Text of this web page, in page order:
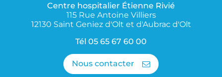
Centre hospitalier Étienne Rivié
115 Rue Antoine Villiers
12130 Saint Geniez d'Olt et d'Aubrac d'Olt
Tél 05 65 67 60 00
Nous contacter